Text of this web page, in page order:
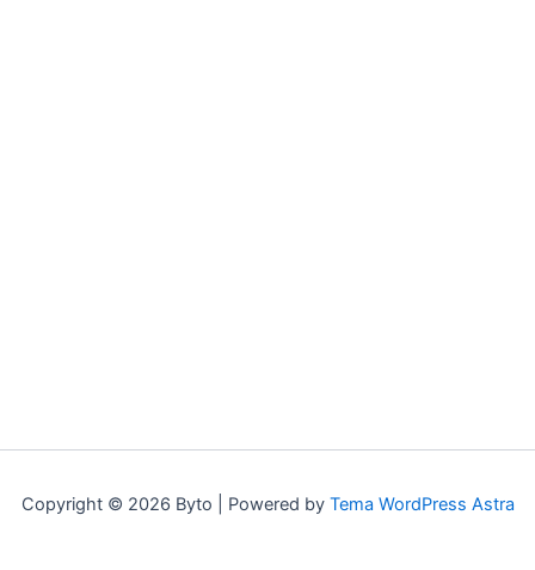
Copyright © 2026 Byto | Powered by Tema WordPress Astra